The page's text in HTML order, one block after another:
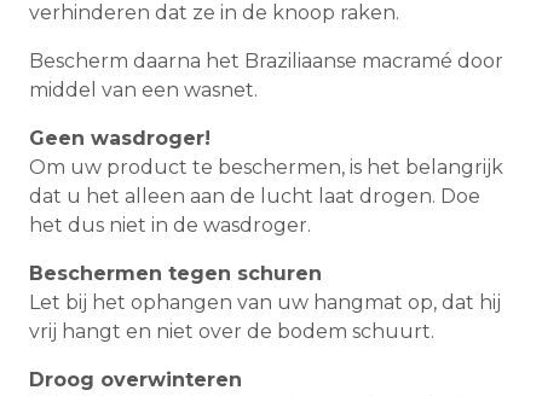
verhinderen dat ze in de knoop raken.
Bescherm daarna het Braziliaanse macramé door
middel van een wasnet.
Geen wasdroger!
Om uw product te beschermen, is het belangrijk
dat u het alleen aan de lucht laat drogen. Doe
het dus niet in de wasdroger.
Beschermen tegen schuren
Let bij het ophangen van uw hangmat op, dat hij
vrij hangt en niet over de bodem schuurt.
Droog overwinteren